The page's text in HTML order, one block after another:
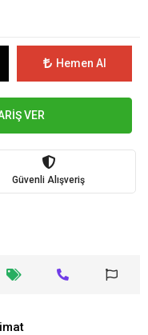
Hemen Al
VER
Güvenli Alışveriş